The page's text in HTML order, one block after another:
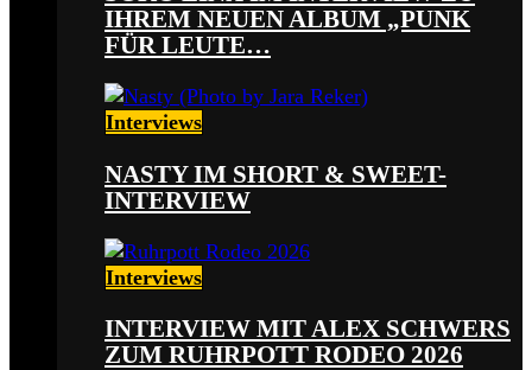
IHREM NEUEN ALBUM „PUNK
FÜR LEUTE…
Interviews
NASTY IM SHORT & SWEET-
INTERVIEW
Interviews
INTERVIEW MIT ALEX SCHWERS
ZUM RUHRPOTT RODEO 2026